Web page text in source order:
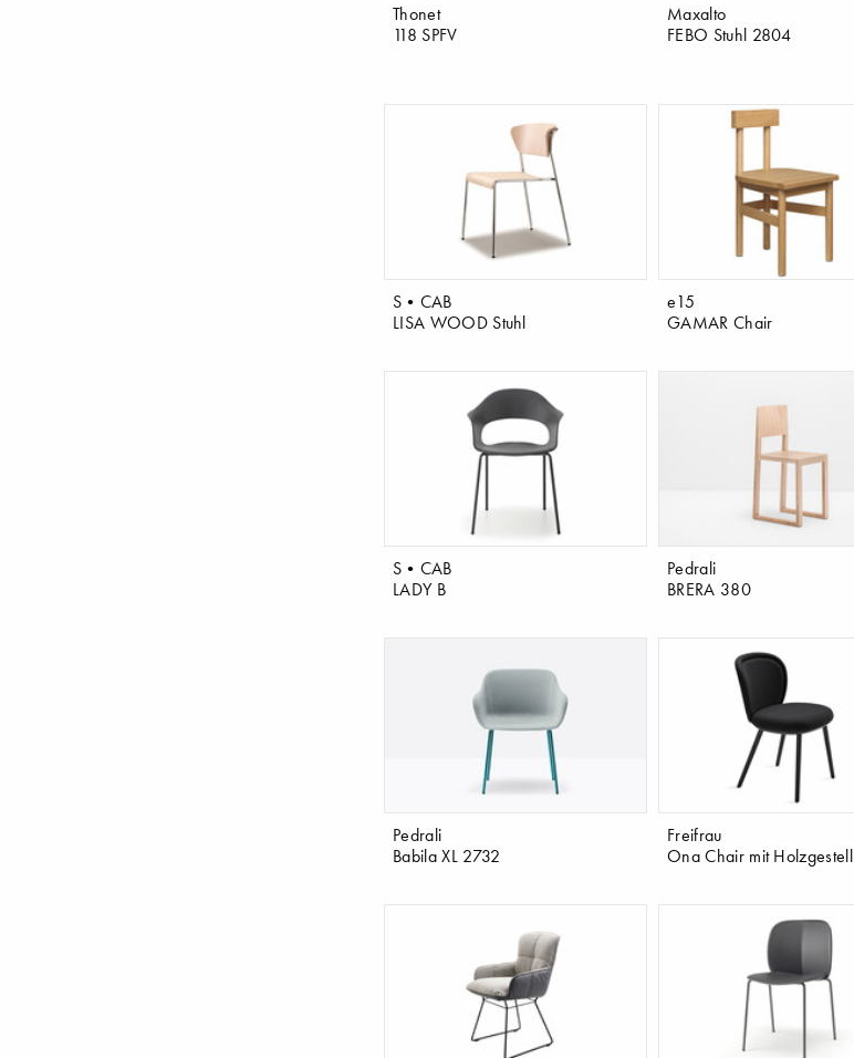
Thonet
118 SPFV
Maxalto
FEBO Stuhl 2804
S•CAB
LISA WOOD Stuhl
e15
GAMAR Chair
S•CAB
LADY B
Pedrali
BRERA 380
Pedrali
Babila XL 2732
Freifrau
Ona Chair mit Holzgestell